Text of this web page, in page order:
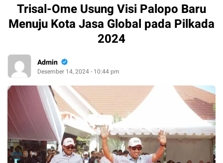
Trisal-Ome Usung Visi Palopo Baru
Menuju Kota Jasa Global pada Pilkada
2024
Admin
Desember 14, 2024 - 10:44 pm